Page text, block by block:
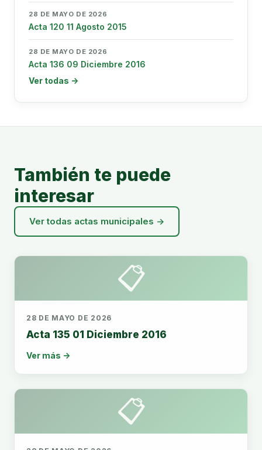
28 DE MAYO DE 2026
Acta 120 11 Agosto 2015
28 DE MAYO DE 2026
Acta 136 09 Diciembre 2016
Ver todas →
También te puede
interesar
Ver todas actas municipales →
📋
28 DE MAYO DE 2026
Acta 135 01 Diciembre 2016
Ver más →
📋